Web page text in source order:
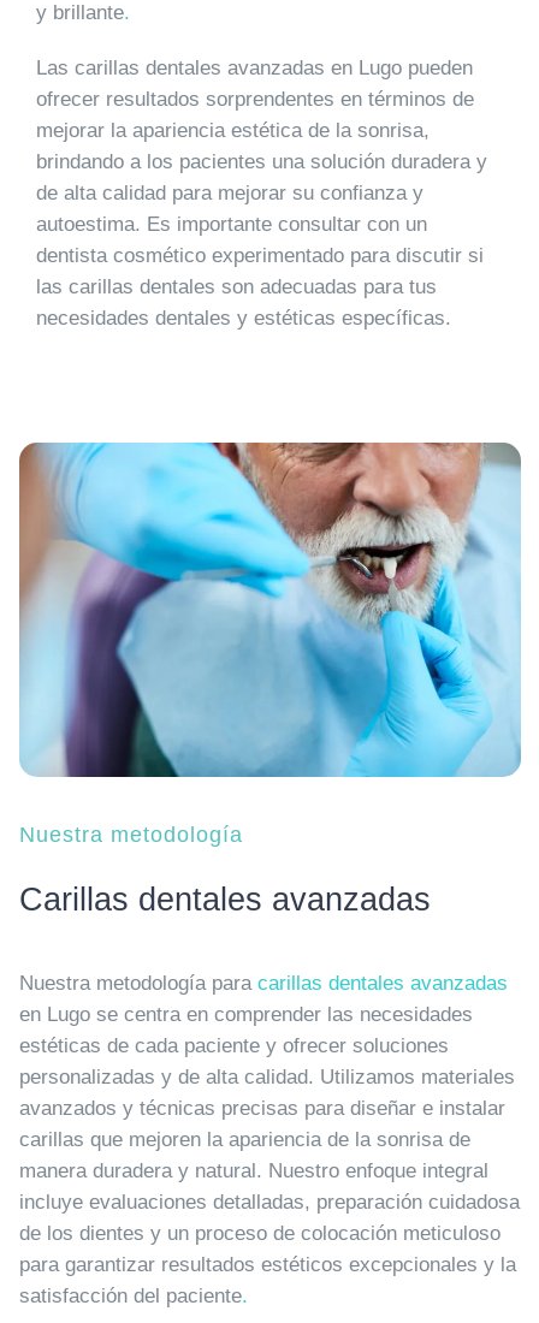
y brillante.
Las carillas dentales avanzadas en Lugo pueden
ofrecer resultados sorprendentes en términos de
mejorar la apariencia estética de la sonrisa,
brindando a los pacientes una solución duradera y
de alta calidad para mejorar su confianza y
autoestima. Es importante consultar con un
dentista cosmético experimentado para discutir si
las carillas dentales son adecuadas para tus
necesidades dentales y estéticas específicas.
Nuestra metodología
Carillas dentales avanzadas
Nuestra metodología para carillas dentales avanzadas
en Lugo se centra en comprender las necesidades
estéticas de cada paciente y ofrecer soluciones
personalizadas y de alta calidad. Utilizamos materiales
avanzados y técnicas precisas para diseñar e instalar
carillas que mejoren la apariencia de la sonrisa de
manera duradera y natural. Nuestro enfoque integral
incluye evaluaciones detalladas, preparación cuidadosa
de los dientes y un proceso de colocación meticuloso
para garantizar resultados estéticos excepcionales y la
satisfacción del paciente.